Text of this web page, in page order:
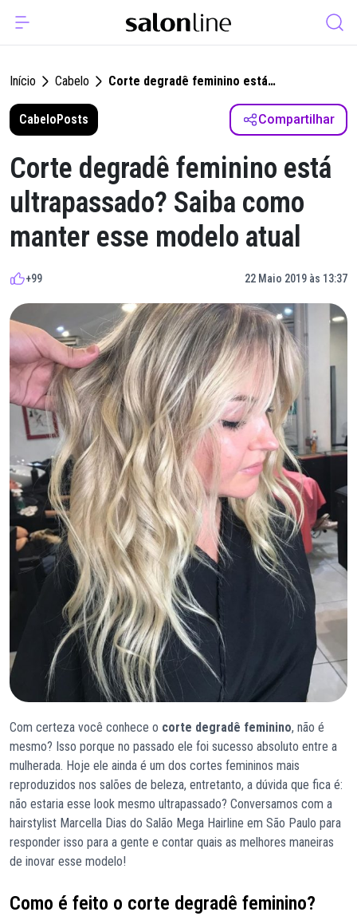
Início Cabelo
Corte degradê feminino está
ultrapassado? Saiba como manter esse
CabeloPosts Compartilhar
Corte degradê feminino está
ultrapassado? Saiba como
manter esse modelo atual
+99 22 Maio 2019 às 13:37
Com certeza você conhece o corte degradê feminino, não é
mesmo? Isso porque no passado ele foi sucesso absoluto entre a
mulherada. Hoje ele ainda é um dos cortes femininos mais
reproduzidos nos salões de beleza, entretanto, a dúvida que fica é:
não estaria esse look mesmo ultrapassado? Conversamos com a
hairstylist Marcella Dias do Salão Mega Hairline em São Paulo para
responder isso para a gente e contar quais as melhores maneiras
de inovar esse modelo!
Como é feito o corte degradê feminino?